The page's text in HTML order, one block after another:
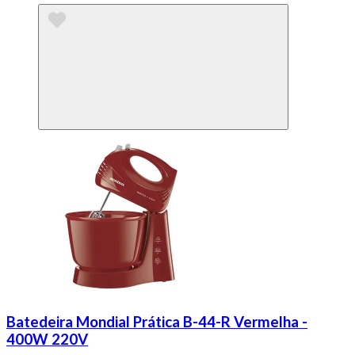
Batedeira Mondial Prática B-44-R Vermelha -
400W 220V